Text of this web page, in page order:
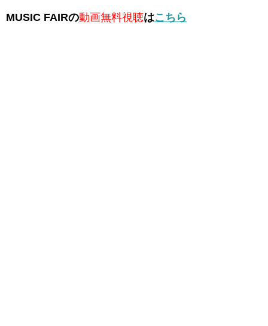
MUSIC FAIRの動画無料視聴はこちら